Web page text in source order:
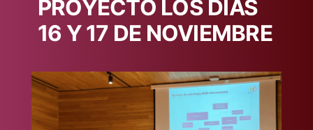
PROYECTO LOS DÍAS
16 Y 17 DE NOVIEMBRE